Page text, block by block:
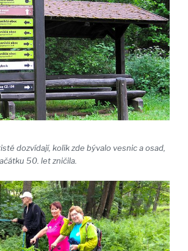
dozvídají, kolik zde bývalo vesnic a osad,
50. let zničila.